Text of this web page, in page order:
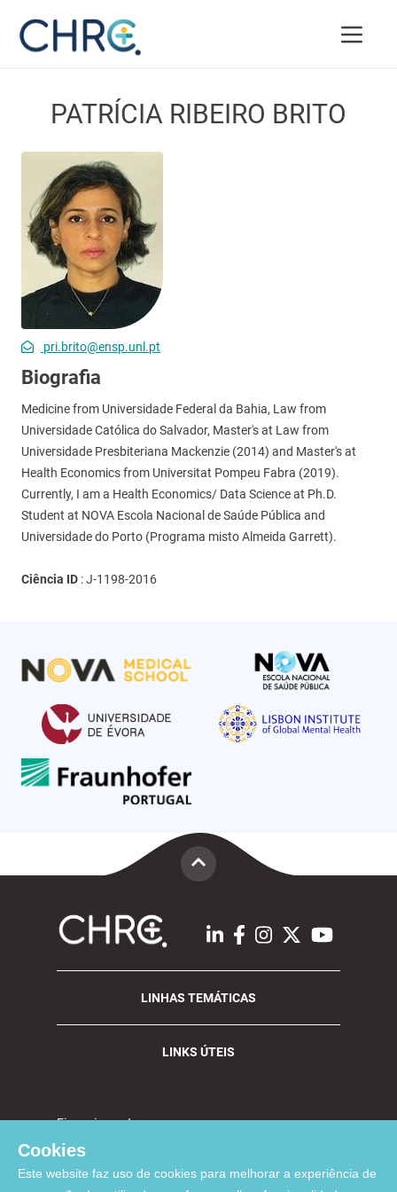
PATRÍCIA RIBEIRO BRITO
pri.brito@ensp.unl.pt
Biografia
Medicine from Universidade Federal da Bahia, Law from
Universidade Católica do Salvador, Master's at Law from
Universidade Presbiteriana Mackenzie (2014) and Master's at
Health Economics from Universitat Pompeu Fabra (2019).
Currently, I am a Health Economics/ Data Science at Ph.D.
Student at NOVA Escola Nacional de Saúde Pública and
Universidade do Porto (Programa misto Almeida Garrett).
Ciência ID :J-1198-2016
LINHAS TEMÁTICAS
LINKS ÚTEIS
Financiamento:
Cookies
Este website faz uso de cookies para melhorar a experiência de